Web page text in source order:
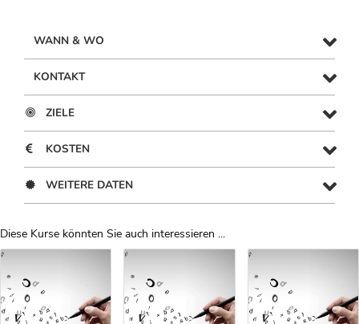
WANN & WO
KONTAKT
ZIELE
KOSTEN
WEITERE DATEN
Diese Kurse könnten Sie auch interessieren ...
Uber Weiterbildungsvorschläge